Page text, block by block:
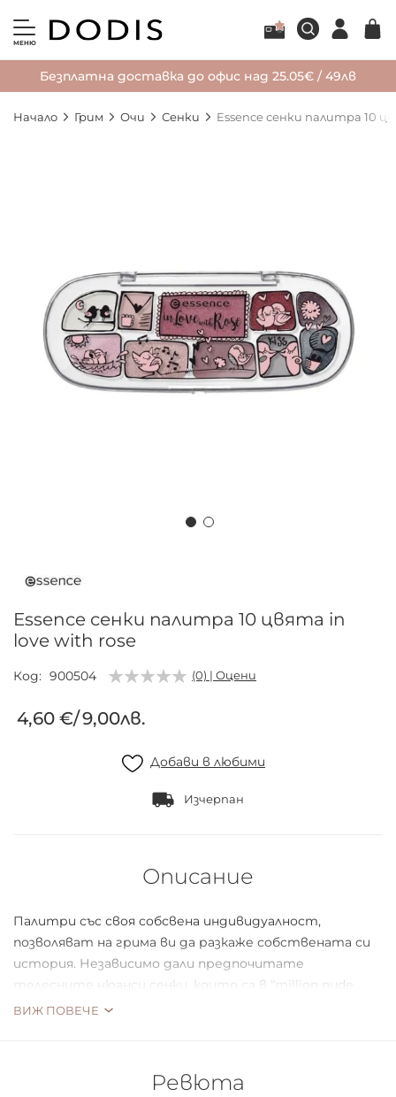
МЕНЮ
Безплатна доставка до офис над 25.05€ / 49лв
Начало Грим Очи Сенки Essence сенки палитра 10
изображенията
началото
галерия
със
снимки
Essence сенки палитра 10 цвята in
love with rose
Код 900504 (0) | Оцени
4,60 €/9,00лв.
Добави в любими
Изчерпан
Описание
Палитри със своя собсвена индивидуалност,
позволяват на грима ви да разкаже собствената си
история. Независимо дали предпочитате
телесните нюанси сенки, които са в “million nude
faces” или нежни наситени розови като в “in love with
ВИЖ ПОВЕЧЕ
Ревюта